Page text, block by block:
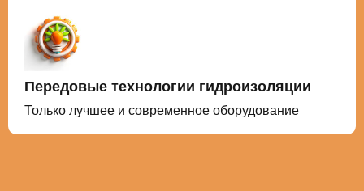
Передовые технологии гидроизоляции
Только лучшее и современное оборудование